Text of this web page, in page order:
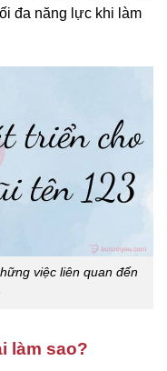
đa năng lực khi làm
việc liên quan đến
làm sao?